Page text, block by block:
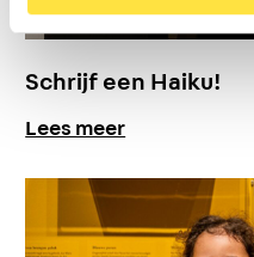
Schrijf een Haiku!
Lees meer